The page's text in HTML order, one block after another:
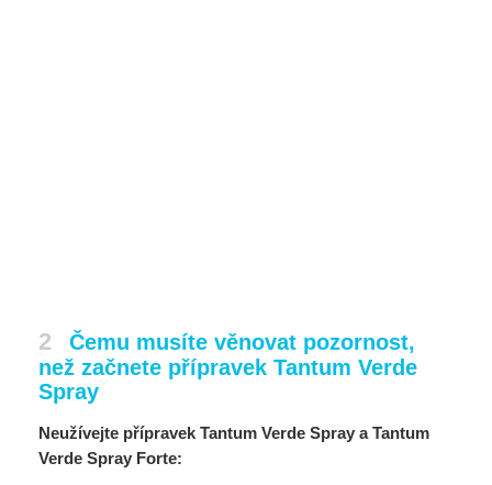
2
Čemu musíte věnovat pozornost,
než začnete přípravek Tantum Verde
Spray
Neužívejte přípravek Tantum Verde Spray a Tantum
Verde Spray Forte: